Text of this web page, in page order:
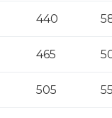
440
465
505